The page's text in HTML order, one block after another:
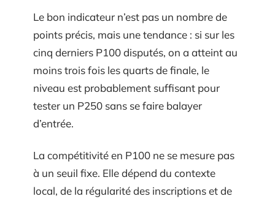
Le bon indicateur n’est pas un nombre de
points précis, mais une tendance : si sur les
cinq derniers P100 disputés, on a atteint au
moins trois fois les quarts de finale, le
niveau est probablement suffisant pour
tester un P250 sans se faire balayer
d’entrée.
La compétitivité en P100 ne se mesure pas
à un seuil fixe. Elle dépend du contexte
local, de la régularité des inscriptions et de